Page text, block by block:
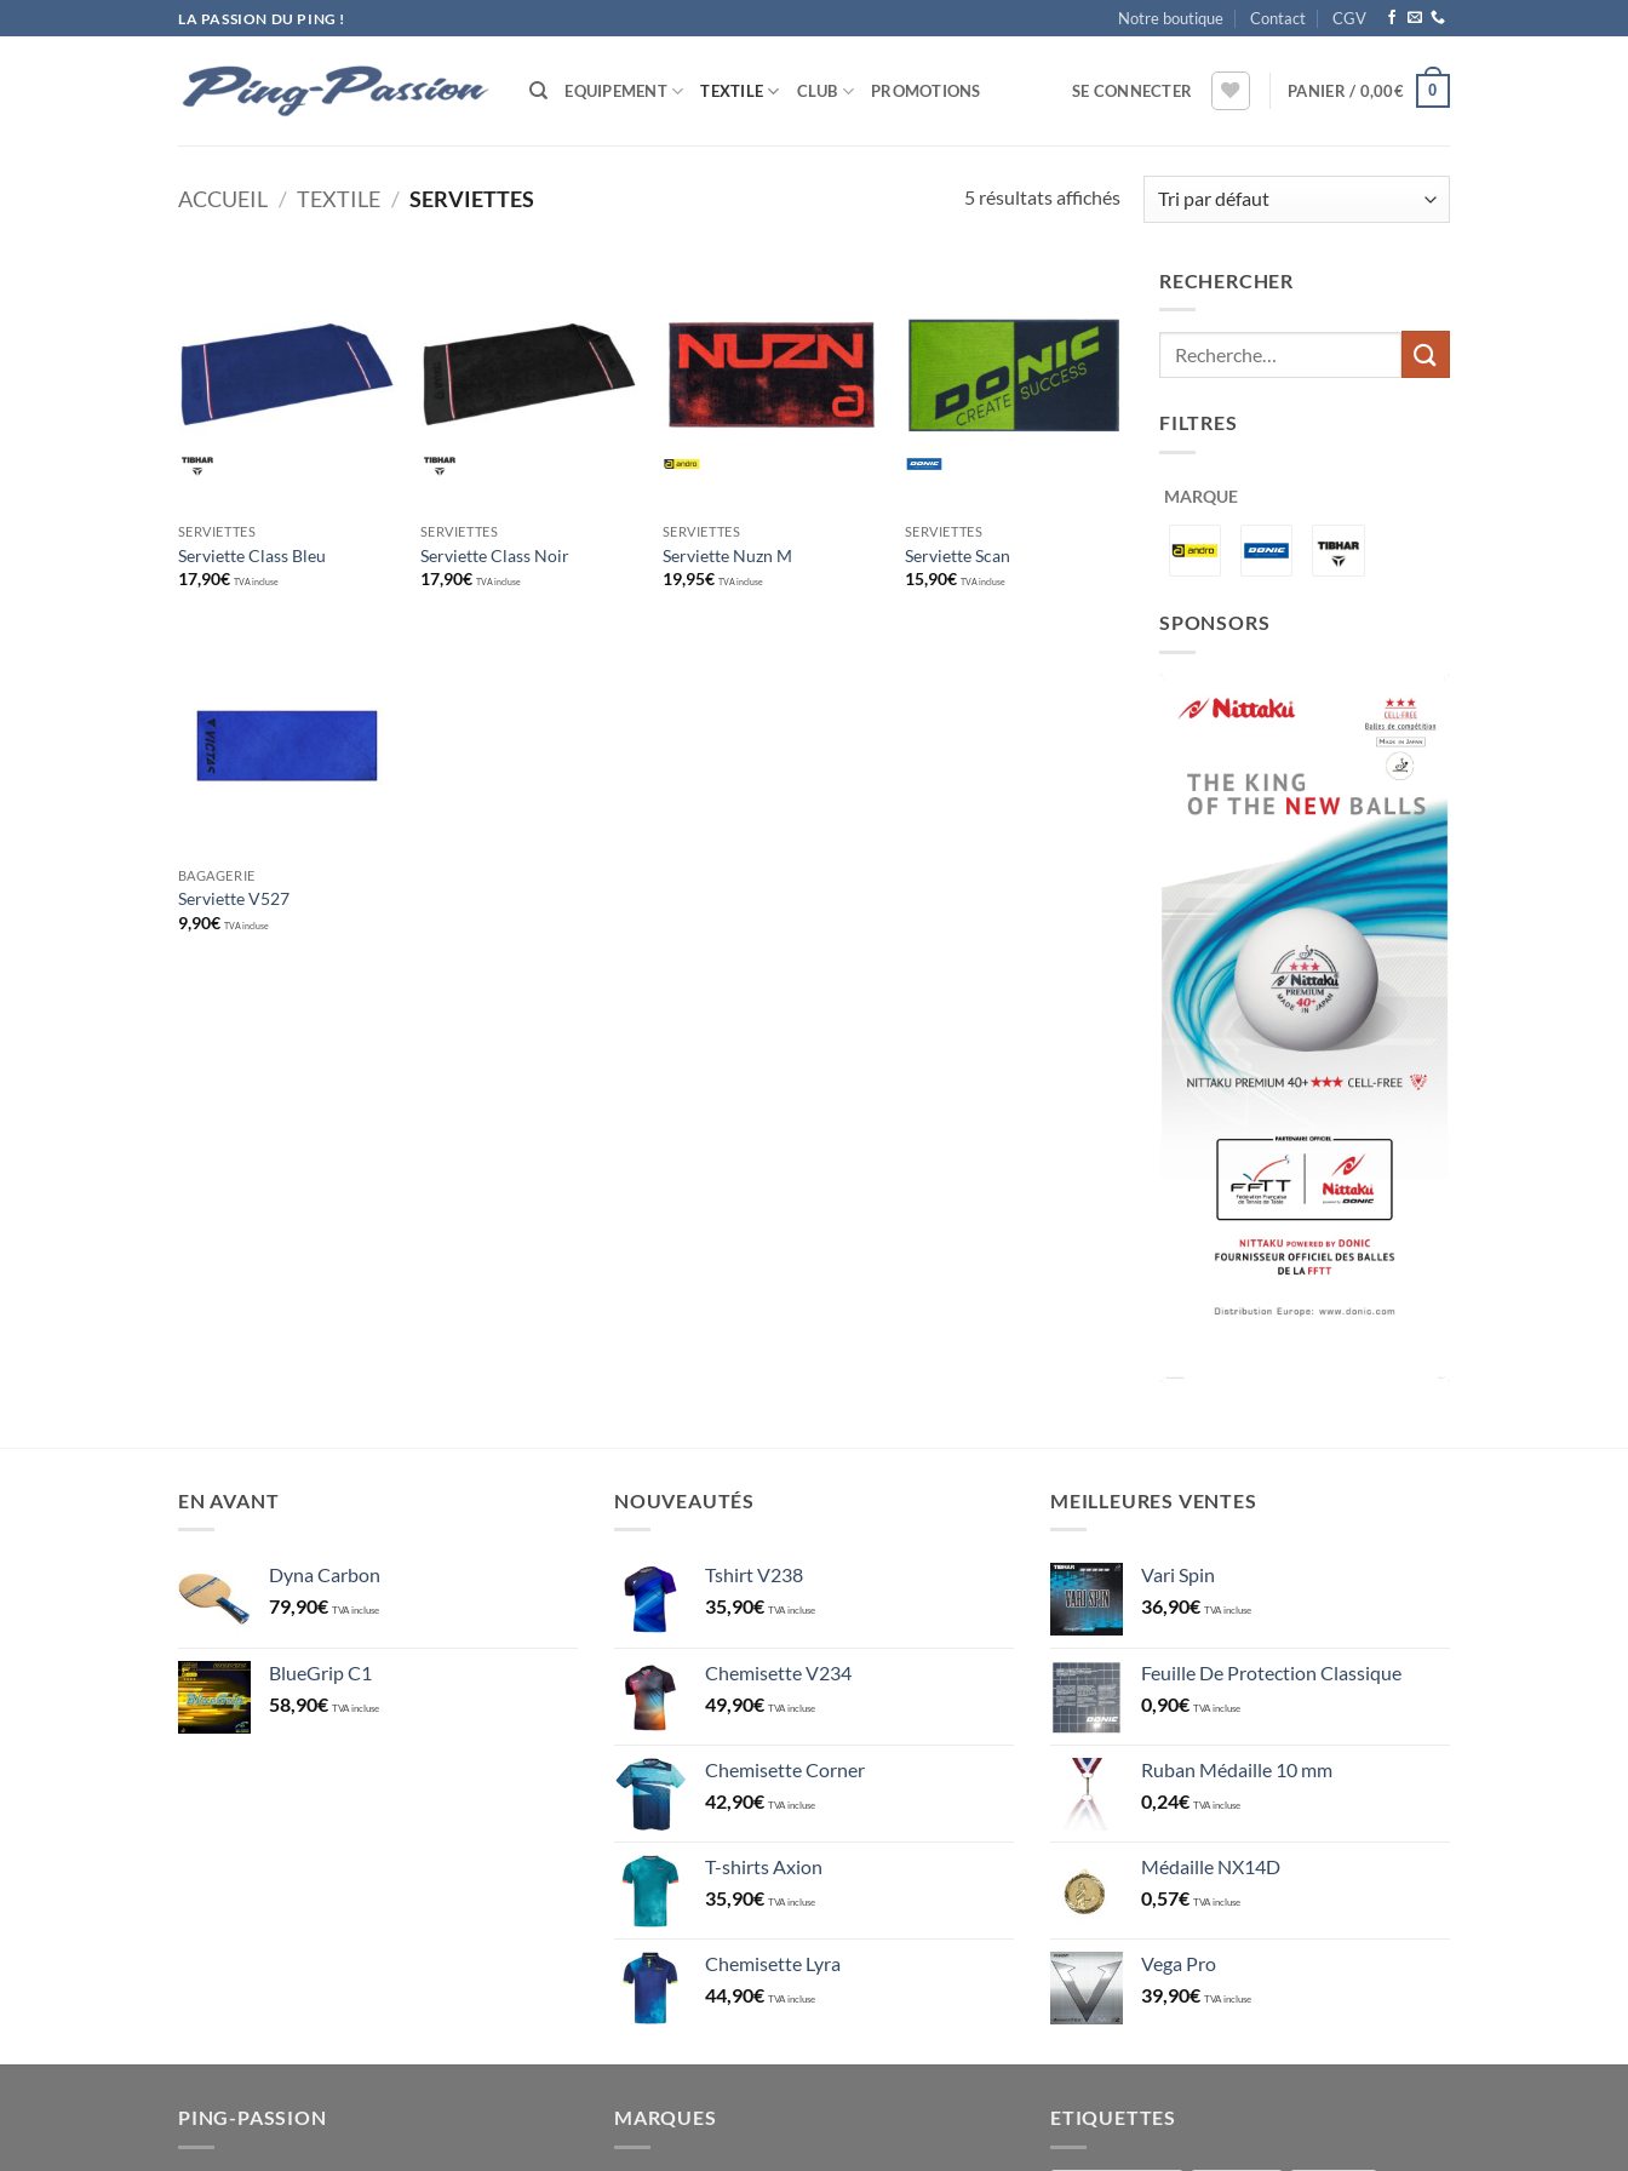
au
LA PASSION DU PING ! Notre boutique Contact CGV
EQUIPEMENT TEXTILE CLUB PROMOTIONS SE CONNECTER PANIER / 0,00€ 0
ACCUEIL / TEXTILE / SERVIETTES 5 résultats affichés
Ajouter
aux
souhaits
SERVIETTES
Serviette Class Bleu
17,90€ TVA incluse
Ajouter
aux
souhaits
SERVIETTES
Serviette Class Noir
17,90€ TVA incluse
Ajouter
aux
souhaits
SERVIETTES
Serviette Nuzn M
19,95€ TVA incluse
Ajouter
aux
souhaits
SERVIETTES
Serviette Scan
15,90€ TVA incluse
BAGAGERIE
Serviette V527
9,90€ TVA incluse
RECHERCHER
FILTRES
MARQUE
SPONSORS
EN AVANT
Dyna Carbon
79,90€ TVA incluse
BlueGrip C1
58,90€ TVA incluse
NOUVEAUTÉS
Tshirt V238
35,90€ TVA incluse
Chemisette V234
49,90€ TVA incluse
Chemisette Corner
42,90€ TVA incluse
T-shirts Axion
35,90€ TVA incluse
Chemisette Lyra
44,90€ TVA incluse
MEILLEURES VENTES
Vari Spin
36,90€ TVA incluse
Feuille De Protection Classique
0,90€ TVA incluse
Ruban Médaille 10 mm
0,24€ TVA incluse
Médaille NX14D
0,57€ TVA incluse
Vega Pro
39,90€ TVA incluse
PING-PASSION MARQUES ETIQUETTES